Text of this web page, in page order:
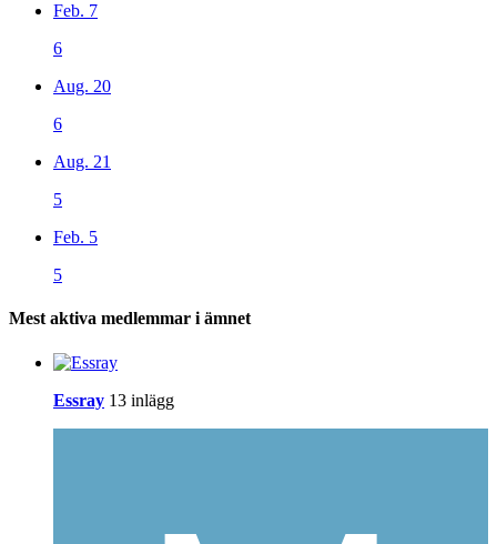
Feb. 7
6
Aug. 20
6
Aug. 21
5
Feb. 5
5
Mest aktiva medlemmar i ämnet
Essray 13 inlägg